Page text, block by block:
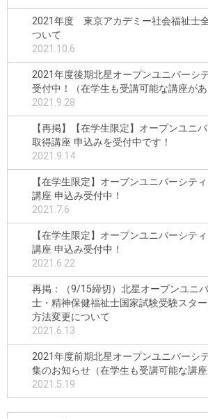
2021年度 東京アカデミー社会福祉士
ついて
2021.10.6
2021年度後期北星オープンユニバーシ
受付中！（在学生も受講可能な講座があ
2021.9.28
【再掲】【在学生限定】オープンユニ
取得講座 申込みを受付中です！
2021.9.14
【在学生限定】オープンユニバーシテ
講座 申込み受付中！
2021.7.6
【在学生限定】オープンユニバーシテ
講座 申込み受付中！
2021.6.22
再掲：（9/15締切）北星オープンユニ
士・精神保健福祉士国家試験受験スタ
方法変更について
2021.6.13
2021年度前期北星オープンユニバーシ
集のお知らせ（在学生も受講可能な講座
2021.5.19